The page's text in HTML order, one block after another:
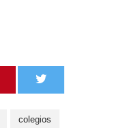
colegios